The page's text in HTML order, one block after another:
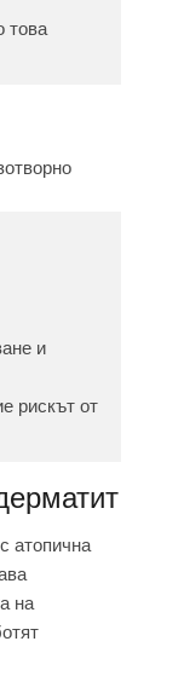
това
и
рискът от
атопична
на